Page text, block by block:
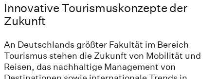
Innovative Tourismuskonzepte der
Zukunft
An Deutschlands größter Fakultät im Bereich
Tourismus stehen die Zukunft von Mobilität und
Reisen, das nachhaltige Management von